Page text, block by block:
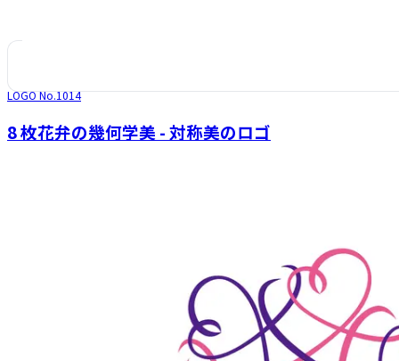
LOGO No.1014
8 枚花弁の幾何学美 - 対称美のロゴ